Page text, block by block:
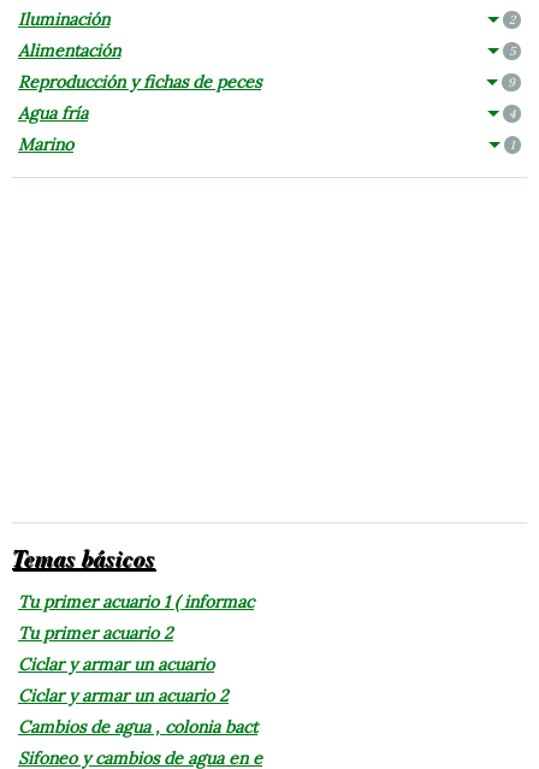
Iluminación 2
Alimentación 5
Reproducción y fichas de peces 9
Agua fría 4
Marino 1
Temas básicos
Tu primer acuario 1 ( informac
Tu primer acuario 2
Ciclar y armar un acuario
Ciclar y armar un acuario 2
Cambios de agua , colonia bact
Sifoneo y cambios de agua en e